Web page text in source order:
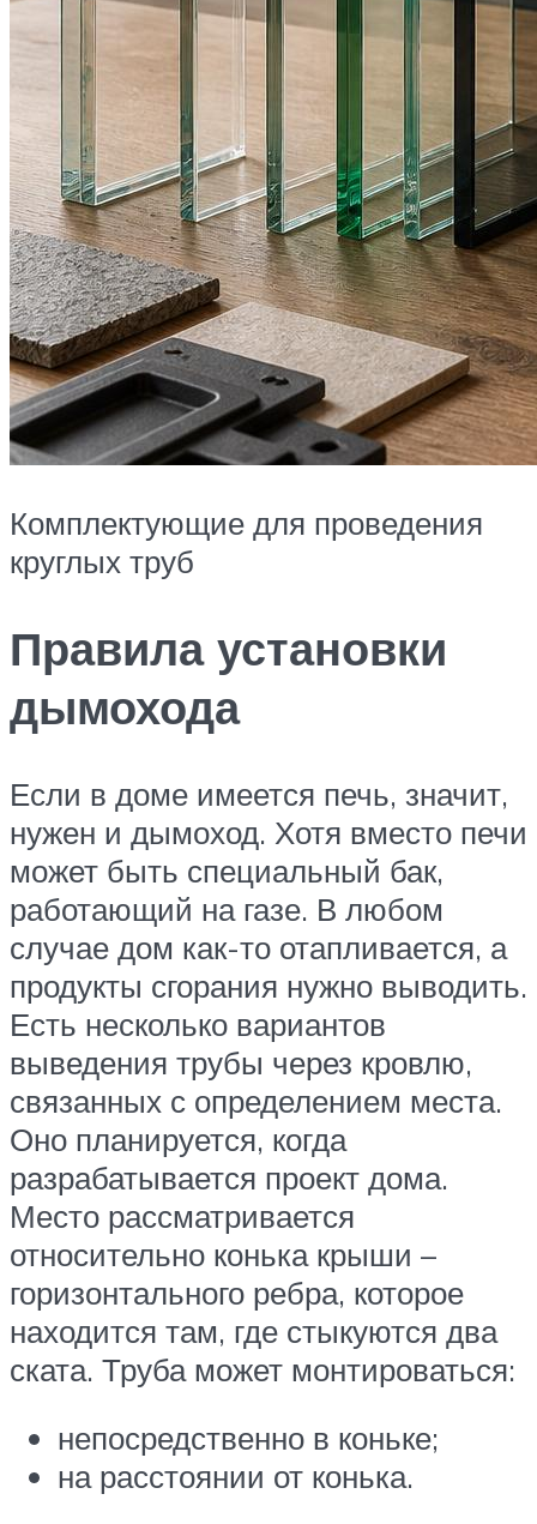
Комплектующие для проведения
круглых труб
Правила установки
дымохода
Если в доме имеется печь, значит,
нужен и дымоход. Хотя вместо печи
может быть специальный бак,
работающий на газе. В любом
случае дом как-то отапливается, а
продукты сгорания нужно выводить.
Есть несколько вариантов
выведения трубы через кровлю,
связанных с определением места.
Оно планируется, когда
разрабатывается проект дома.
Место рассматривается
относительно конька крыши –
горизонтального ребра, которое
находится там, где стыкуются два
ската. Труба может монтироваться:
непосредственно в коньке;
на расстоянии от конька.